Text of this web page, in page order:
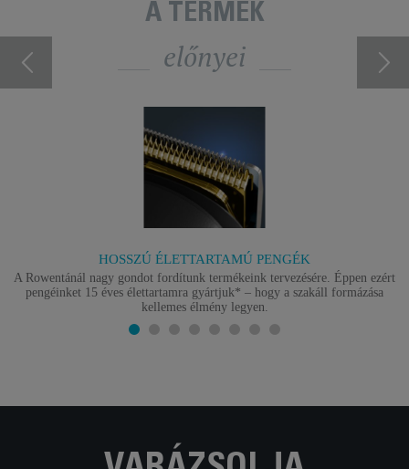
A TERMÉK
előnyei
HOSSZÚ ÉLETTARTAMÚ PENGÉK
A Rowentánál nagy gondot fordítunk termékeink tervezésére. Éppen ezért
pengéinket 15 éves élettartamra gyártjuk* – hogy a szakáll formázása
kellemes élmény legyen.